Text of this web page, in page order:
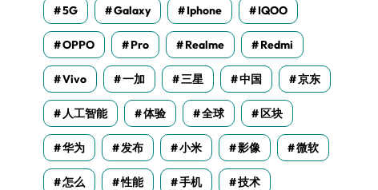
5G Galaxy Iphone IQOO
OPPO Pro Realme Redmi
Vivo 一加 三星 中国 京东
人工智能 体验 全球 区块
华为 发布 小米 影像 微软
怎么 性能 手机 技术